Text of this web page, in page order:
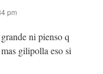
pm
ni pienso q
gilipolla eso si